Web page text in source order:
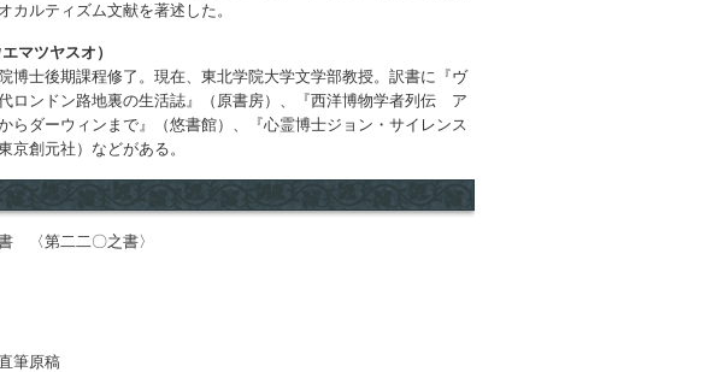
カルティズム文献を著述した。
エマツヤスオ）
博士後期課程修了。現在、東北学院大学文学部教授。訳書に『ヴ
ロンドン路地裏の生活誌』（原書房）、『西洋博物学者列伝 ア
らダーウィンまで』（悠書館）、『心霊博士ジョン・サイレンス
京創元社）などがある。
〈第二二〇之書〉
筆原稿